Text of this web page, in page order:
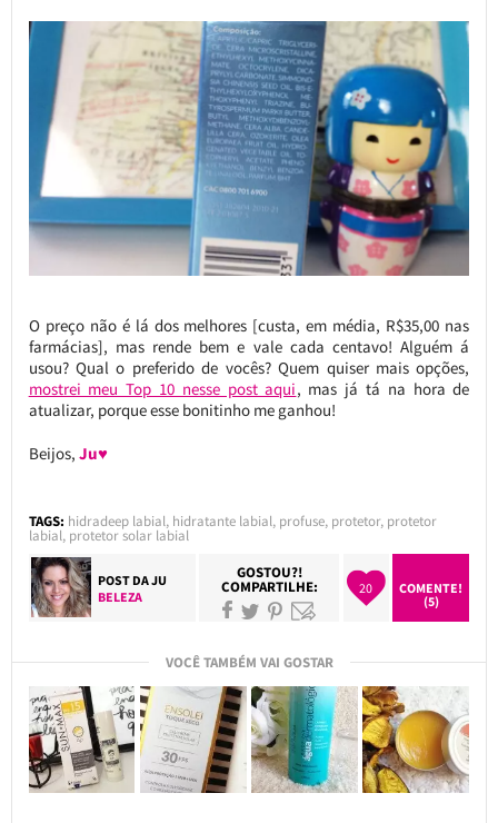
O preço não é lá dos melhores [custa, em média, R$35,00 nas
farmácias], mas rende bem e vale cada centavo! Alguém á
usou? Qual o preferido de vocês? Quem quiser mais opções,
mostrei meu Top 10 nesse post aqui, mas já tá na hora de
atualizar, porque esse bonitinho me ganhou!
Beijos, Ju♥
TAGS: hidradeep labial, hidratante labial, profuse, protetor, protetor
labial, protetor solar labial
POST DAJU
BELEZA
GOSTOU?!
COMPARTILHE: 20
COMENTE!
(5)
VOCÊ TAMBÉM VAI GOSTAR